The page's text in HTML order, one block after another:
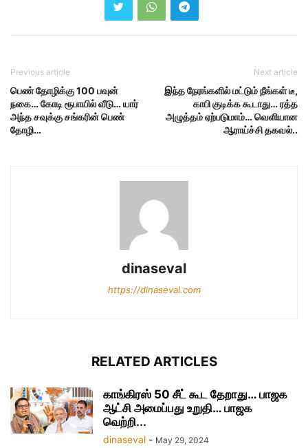
Previous article
பெண் தோழிக்கு 100 பவுன்
நகை… கோடி ரூபாயில் வீடு… யார்
அந்த சவுக்கு சங்கரின் பெண்
தோழி…
Next article
இந்த நேரங்களில் மட்டும் நீங்கள் டீ,
காபி குடிக்க கூடாது… ரத்த
அழுத்தம் ஏற்படுமாம்… வெளியான
ஆராய்ச்சி தகவல்..
dinaseval
https://dinaseval.com
RELATED ARTICLES
காங்கிரஸ் 50 சீட் கூட தேறாது… பாஜக
ஆட்சி அமைப்பது உறுதி… பாஜக
வெற்றி...
dinaseval - May 29, 2024